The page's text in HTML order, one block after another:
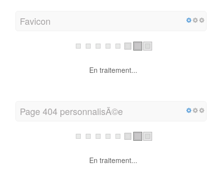
Favicon
En traitement...
Page 404 personnalisÃ©e
En traitement...